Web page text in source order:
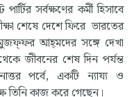
সর্বক্ষণের কর্মী হিসাবে
শেষে দেশে ফিরে ভারতের
আহ্‌মদের সঙ্গে দেখা
জীবনের শেষ দিন পর্যন্ত
পর্বে, একটি ন্যায্য ও
তিনি কাজ করে গেছেন।